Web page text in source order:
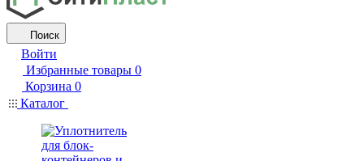
Поиск
Войти
Избранные товары 0
Корзина 0
Каталог